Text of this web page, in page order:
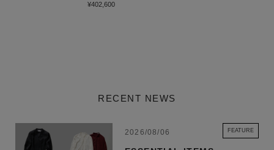
そのジュエリーはクラフトマンシップによって一つ一つ丁寧にハンドメイ
¥402,600
RECENT NEWS
2026/08/06 FEATURE